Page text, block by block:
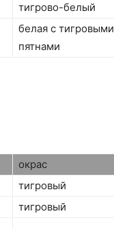
тигрово-белый
белая с тигровыми
пятнами
окрас
тигровый
тигровый